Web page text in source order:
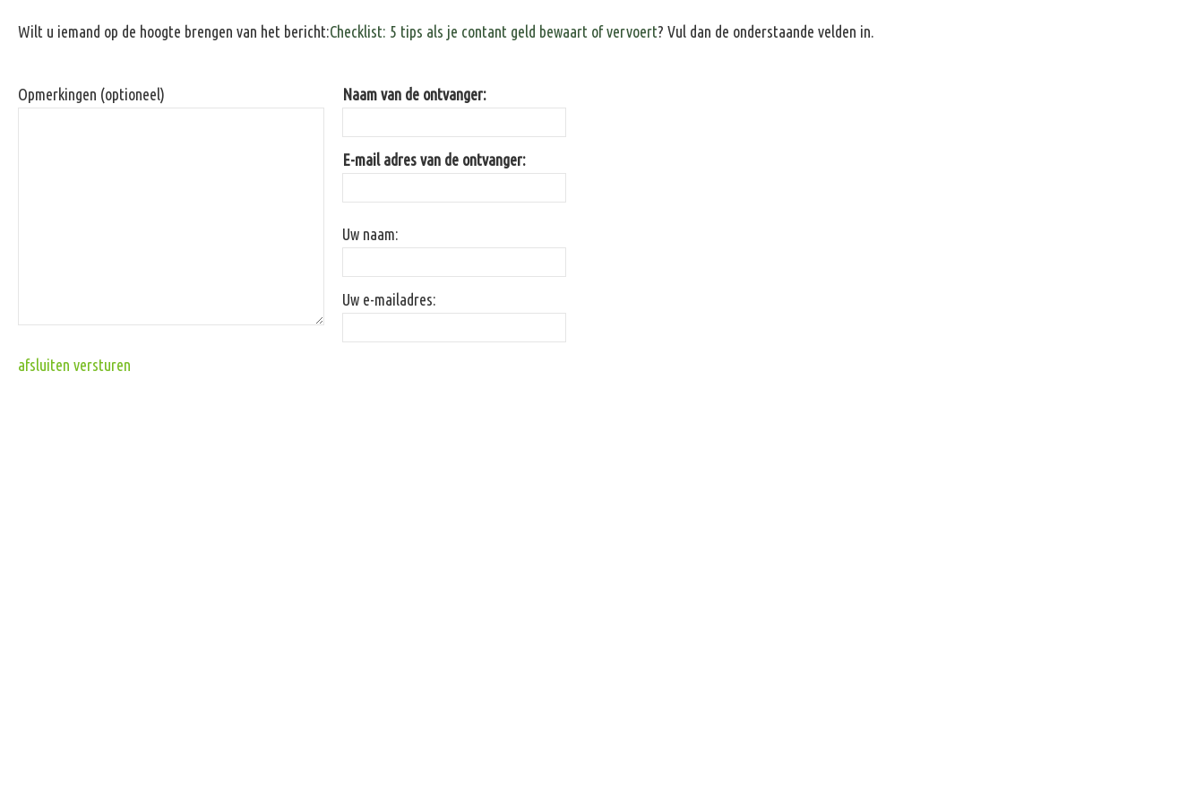
Wilt u iemand op de hoogte brengen van het bericht:Checklist: 5 tips als je contant geld bewaart of vervoert? Vul dan de onderstaande velden in.
Opmerkingen (optioneel) Naam van de ontvanger:
E-mail adres van de ontvanger:
Uw naam:
Uw e-mailadres:
afsluiten versturen